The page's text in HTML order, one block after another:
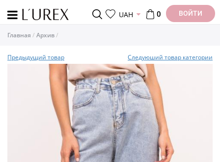
UAH 0 ВОЙТИ
Главная Архив
Предыдущий товар Следуюший товар категории